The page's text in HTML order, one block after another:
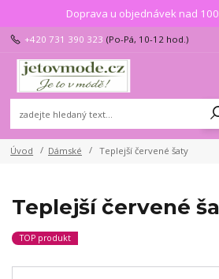
Doprava u objednávek nad
+420 731 390 323 (Po-Pá, 10-12 hod.)
Úvod Dámské Teplejší červené šaty
Teplejší červené
TOP produkt